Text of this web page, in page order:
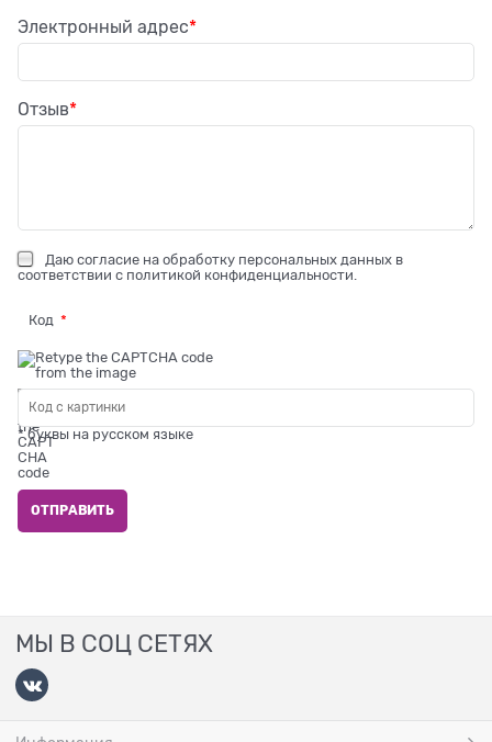
Электронный адрес
Отзыв
Даю согласие на обработку персональных данных в
соответствии с политикой конфиденциальности
Код
* буквы на русском языке
МЫ В СОЦ СЕТЯХ